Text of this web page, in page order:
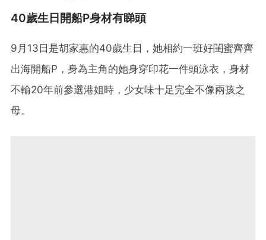
40歲生日開船P身材有睇頭
9月13日是胡家惠的40歲生日，她相約一班好閨蜜齊齊
出海開船P，身為主角的她身穿印花一件頭泳衣，身材
不輸20年前參選港姐時，少女味十足完全不像兩孩之
母。